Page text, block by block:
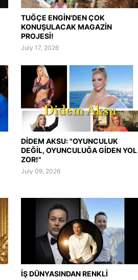
TUĞÇE ENGİN'DEN ÇOK
KONUŞULACAK MAGAZİN
PROJESİ!
July 17, 2026
DİDEM AKSU: "OYUNCULUK
DEĞİL, OYUNCULUĞA GİDEN YOL
ZOR!"
July 09, 2026
İŞ DÜNYASINDAN RENKLİ